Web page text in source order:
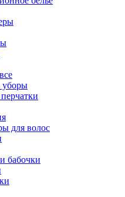
уборы
для волос
бабочки